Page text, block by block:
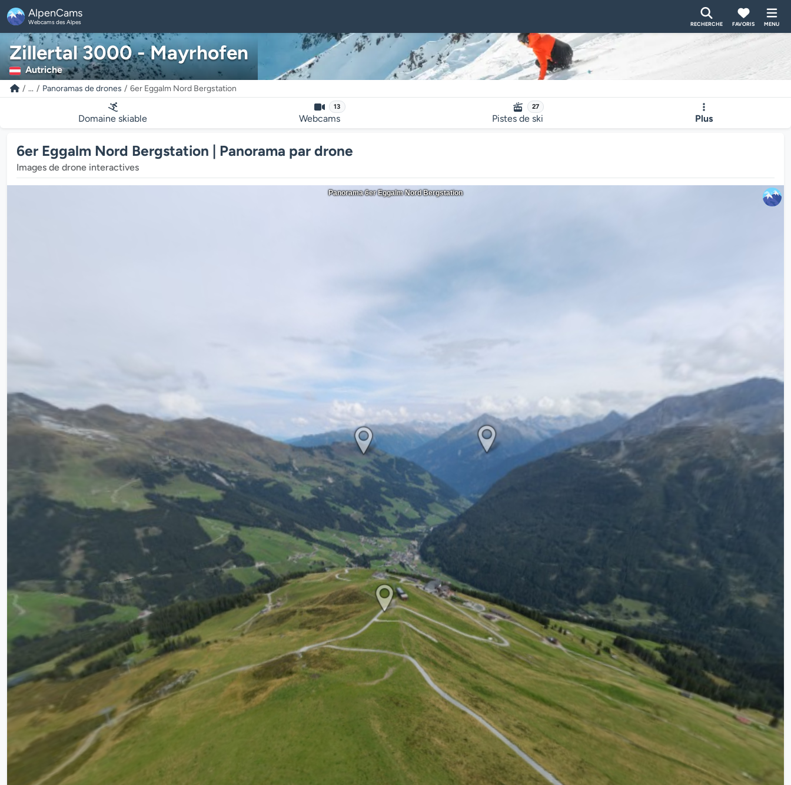
AlpenCams
Webcams des Alpes RECHERCHE FAVORIS MENU
Zillertal 3000 - Mayrhofen
Autriche
... Panoramas de drones 6er Eggalm Nord Bergstation
Domaine skiable
13
Webcams
27
Pistes de ski Plus
6er Eggalm Nord Bergstation | Panorama par drone
Images de drone interactives
Panorama 6er Eggalm Nord Bergstation